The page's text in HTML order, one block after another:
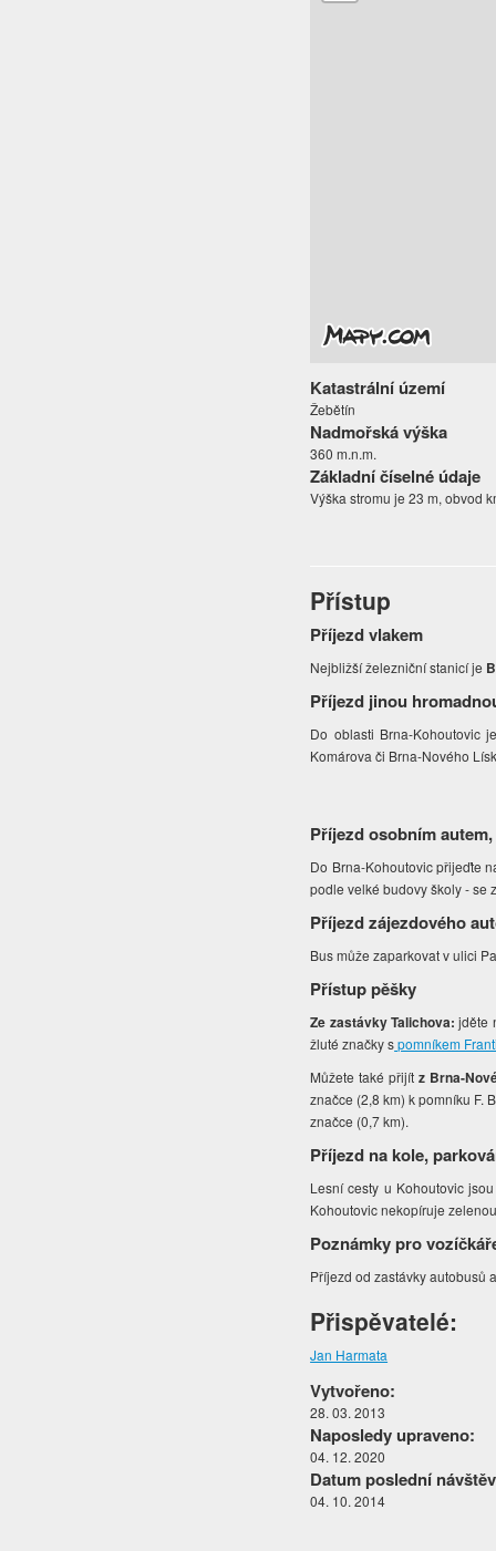
Katastrální území
Žebětín
Nadmořská výška
360 m.n.m.
Základní číselné údaje
Výška stromu je 23 m, obvod
Přístup
Příjezd vlakem
Nejbližší železniční stanicí je
Příjezd jinou
Do oblasti Brna-Kohoutovic
Komárova či Brna-Nového
Příjezd osobním
Do Brna-Kohoutovic přijeďte
podle velké budovy školy - se
Příjezd zájezdového
Bus může zaparkovat v ulici
Přístup pěšky
Ze zastávky Talichova:jděte
žluté značky spomníkem
Můžete také přijítz Brna-
značce (2,8 km) k pomníku F.
značce (0,7 km).
Příjezd na kole,
Lesní cesty u Kohoutovic
Kohoutovic nekopíruje
Poznámky pro
Příjezd od zastávky autobusů
Přispěvatelé:
Jan Harmata
Vytvořeno:
28. 03. 2013
Naposledy upraveno:
04. 12. 2020
Datum poslední
04. 10. 2014